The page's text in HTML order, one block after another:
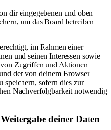
dir eingegebenen und oben
um das Board betreiben
im Rahmen einer
und seinen Interessen sowie
Zugriffen und Aktionen
der von deinem Browser
speichern, sofern dies zur
Nachverfolgbarkeit notwendig
deiner Daten